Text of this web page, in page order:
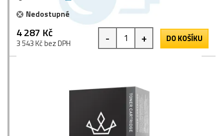
Nedostupné
4 287 Kč
3 543 Kč bez DPH - + DO KOŠÍKU